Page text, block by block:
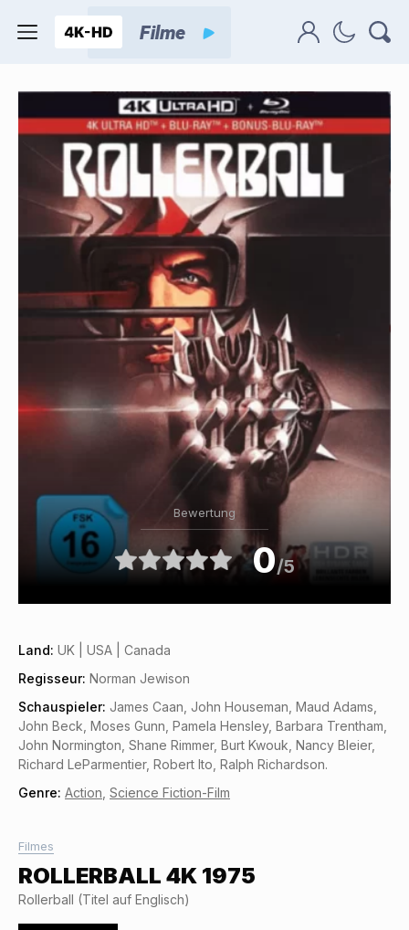
Bewertung
0/5
Land: UK | USA | Canada
Regisseur: Norman Jewison
Schauspieler: James Caan, John Houseman, Maud Adams,
John Beck, Moses Gunn, Pamela Hensley, Barbara Trentham,
John Normington, Shane Rimmer, Burt Kwouk, Nancy Bleier,
Richard LeParmentier, Robert Ito, Ralph Richardson.
Genre: Action Science Fiction-Film
Filmes
ROLLERBALL 4K 1975
Rollerball (Titel auf Englisch)